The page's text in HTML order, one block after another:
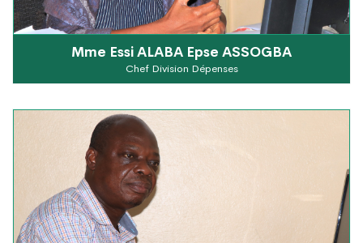
Mme Essi ALABA Epse ASSOGBA
Chef Division Dépenses